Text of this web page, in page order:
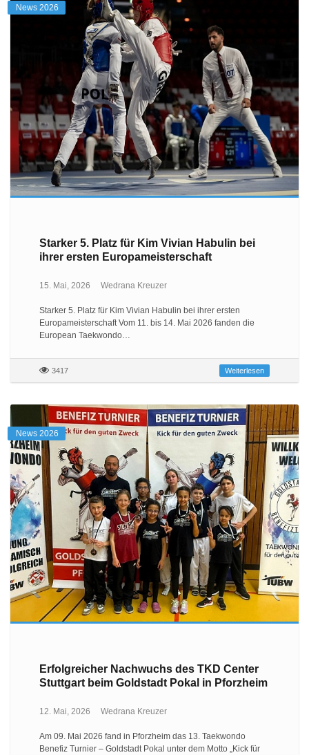
News 2026
Starker 5. Platz für Kim Vivian Habulin bei
ihrer ersten Europameisterschaft
15. Mai, 2026 Wedrana Kreuzer
Starker 5. Platz für Kim Vivian Habulin bei ihrer ersten
Europameisterschaft Vom 11. bis 14. Mai 2026 fanden die
European Taekwondo…
3417 Weiterlesen
News 2026
Erfolgreicher Nachwuchs des TKD Center
Stuttgart beim Goldstadt Pokal in Pforzheim
12. Mai, 2026 Wedrana Kreuzer
Am 09. Mai 2026 fand in Pforzheim das 13. Taekwondo
Benefiz Turnier – Goldstadt Pokal unter dem Motto „Kick für